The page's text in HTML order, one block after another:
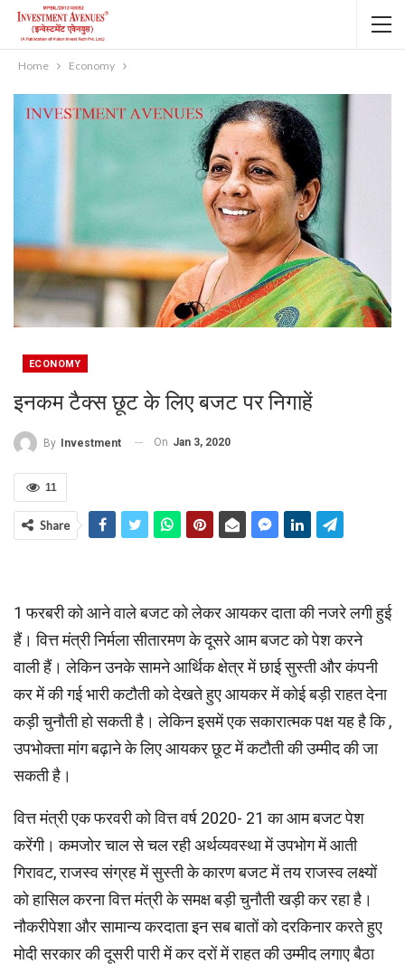
Home Economy
ECONOMY
इनकम टैक्‍स छूट के लिए बजट पर निगाहें
By Investment On Jan 3, 2020
11
Share
1 फरबरी को आने वाले बजट को लेकर आयकर दाता की नजरे लगी हुई
हैं। वित्त मंत्री निर्मला सीतारमण के दूसरे आम बजट को पेश करने
वाली हैं। लेकिन उनके सामने आर्थिक क्षेत्र में छाई सुस्ती और कंपनी
कर में की गई भारी कटौती को देखते हुए आयकर में कोई बड़ी राहत देना
कड़ी चुनौती हो सकती है। लेकिन इसमें एक सकारात्‍मक पक्ष यह है कि ,
उपभोक्ता मांग बढ़ाने के लिए आयकर छूट में कटौती की उम्मीद की जा
सकती है।
वित्त मंत्री एक फरवरी को वित्त वर्ष 2020- 21 का आम बजट पेश
करेंगी। कमजोर चाल से चल रही अर्थव्यवस्था में उपभोग में आती
गिरावट, राजस्व संग्रह में सुस्ती के कारण बजट में तय राजस्व लक्ष्यों
को हासिल करना वित्त मंत्री के समक्ष बड़ी चुनौती खड़ी कर रहा है।
नौकरीपेशा और सामान्य करदाता इन सब बातों को दरकिनार करते हुए
मोदी सरकार की दूसरी पारी में कर दरों में राहत की उम्मीद लगाए बैठा